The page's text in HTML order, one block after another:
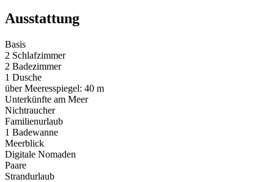
Ausstattung
Basis
2 Schlafzimmer
2 Badezimmer
1 Dusche
über Meeresspiegel: 40 m
Unterkünfte am Meer
Nichtraucher
Familienurlaub
1 Badewanne
Meerblick
Digitale Nomaden
Paare
Strandurlaub